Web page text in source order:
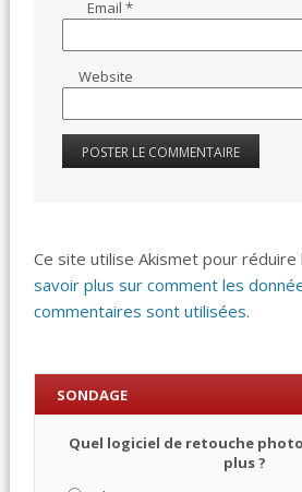
Email*
Website
Ce site utilise Akismet pour réduire
savoir plus sur comment les
commentaires sont utilisées.
SONDAGE
Quel logiciel de retouche
plus ?